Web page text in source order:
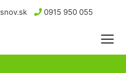
0915 950 055